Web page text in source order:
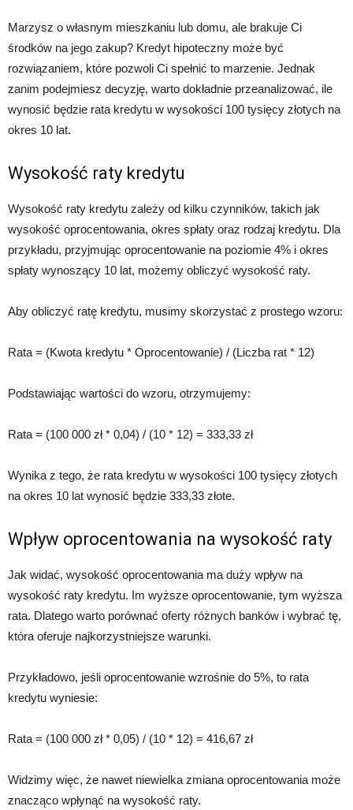
Marzysz o własnym mieszkaniu lub domu, ale brakuje Ci
środków na jego zakup? Kredyt hipoteczny może być
rozwiązaniem, które pozwoli Ci spełnić to marzenie. Jednak
zanim podejmiesz decyzję, warto dokładnie przeanalizować, ile
wynosić będzie rata kredytu w wysokości 100 tysięcy złotych na
okres 10 lat.
Wysokość raty kredytu
Wysokość raty kredytu zależy od kilku czynników, takich jak
wysokość oprocentowania, okres spłaty oraz rodzaj kredytu. Dla
przykładu, przyjmując oprocentowanie na poziomie 4% i okres
spłaty wynoszący 10 lat, możemy obliczyć wysokość raty.
Aby obliczyć ratę kredytu, musimy skorzystać z prostego wzoru:
Rata = (Kwota kredytu * Oprocentowanie) / (Liczba rat * 12)
Podstawiając wartości do wzoru, otrzymujemy:
Rata = (100 000 zł * 0,04) / (10 * 12) = 333,33 zł
Wynika z tego, że rata kredytu w wysokości 100 tysięcy złotych
na okres 10 lat wynosić będzie 333,33 złote.
Wpływ oprocentowania na wysokość raty
Jak widać, wysokość oprocentowania ma duży wpływ na
wysokość raty kredytu. Im wyższe oprocentowanie, tym wyższa
rata. Dlatego warto porównać oferty różnych banków i wybrać tę,
która oferuje najkorzystniejsze warunki.
Przykładowo, jeśli oprocentowanie wzrośnie do 5%, to rata
kredytu wyniesie:
Rata = (100 000 zł * 0,05) / (10 * 12) = 416,67 zł
Widzimy więc, że nawet niewielka zmiana oprocentowania może
znacząco wpłynąć na wysokość raty.